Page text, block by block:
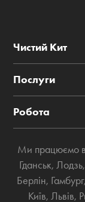
Чистий Кит
Послуги
Робота
Ми працюємо в
Гданськ, Лодзь,
Берлін, Гамбург,
Київ, Львів,